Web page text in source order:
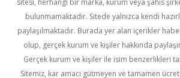
sitesi, herhangi bir marka, kurum veya şahıs
bulunmamaktadır. Sitede yalnızca kendi
paylaşılmaktadır. Burada yer alan içerikler
olup, gerçek kurum ve kişiler hakkında
Gerçek kurum ve kişiler ile isim benzerlikleri
Sitemiz, kar amacı gütmeyen ve tamamen